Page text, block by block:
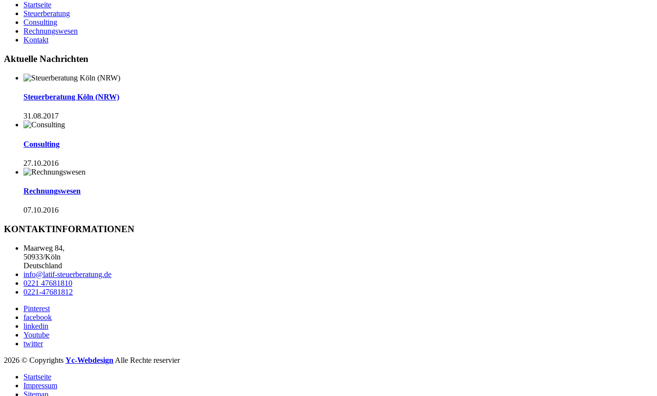
Startseite
Steuerberatung
Consulting
Rechnungswesen
Kontakt
Aktuelle Nachrichten
Steuerberatung Köln (NRW)
31.08.2017
Consulting
27.10.2016
Rechnungswesen
07.10.2016
KONTAKTINFORMATIONEN
Maarweg 84,
50933/Köln
Deutschland
info@latif-steuerberatung.de
0221 47681810
0221-47681812
Pinterest
facebook
linkedin
Youtube
twitter
2026 © Copyrights Yc-Webdesign Alle Rechte reservier
Startseite
Impressum
Sitemap